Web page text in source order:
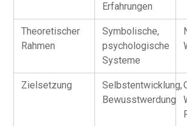
Erfahrungen
Theoretischer
Rahmen
Symbolische,
psychologische
Systeme
Zielsetzung
Selbstentwicklung,
Bewusstwerdung